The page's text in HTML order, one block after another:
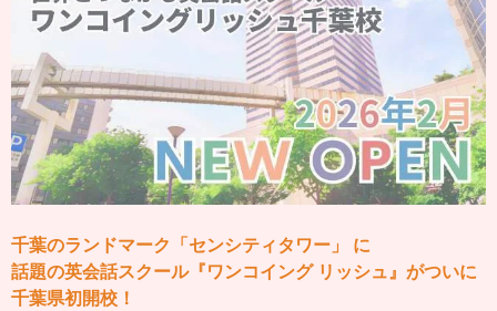
千葉のランドマーク「センシティタワー」 に
話題の英会話スクール『ワンコイング リッシュ』がついに
千葉県初開校！